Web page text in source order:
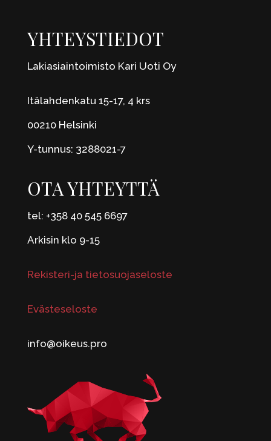
YHTEYSTIEDOT
Lakiasiaintoimisto Kari Uoti Oy
Itälahdenkatu 15-17, 4 krs
00210 Helsinki
Y-tunnus: 3288021-7
OTA YHTEYTTÄ
tel: +358 40 545 6697
Arkisin klo 9-15
Rekisteri-ja tietosuojaseloste
Evästeseloste
info@oikeus.pro